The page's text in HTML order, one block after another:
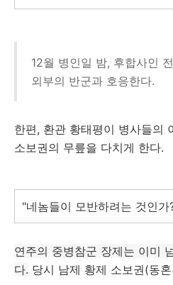
12월 병인일 밤, 후합사인
외부의 반군과 호응한다.
한편, 환관 황태평이 병사들의
소보권의 무릎을 다치게 한다.
"네놈들이 모반하려는 것인가
연주의 중병참군 장제는 이미
다. 당시 남제 황제 소보권(동